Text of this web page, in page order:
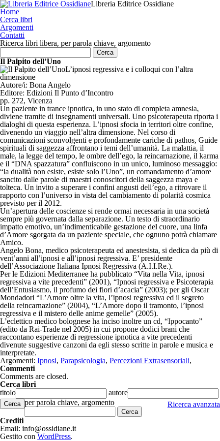
Libreria Editrice Ossidiane
Home
Cerca libri
Argomenti
Contatti
Ricerca libri libera, per parola chiave, argomento
Il Palpito dell’Uno
L’ipnosi regressiva e i colloqui con l’altra
dimensione
Autore/i: Bona Angelo
Editore: Edizioni Il Punto d’Incontro
pp. 272, Vicenza
Un paziente in trance ipnotica, in uno stato di completa amnesia,
diviene tramite di insegnamenti universali. Uno psicoterapeuta riporta i
dialoghi di questa esperienza. L’ipnosi sfocia in territori oltre confine,
divenendo un viaggio nell’altra dimensione. Nel corso di
comunicazioni sconvolgenti e profondamente cariche di pathos, Guide
spirituali di saggezza affrontano i temi dell’umanità. La malattia, il
male, la legge del tempo, le ombre dell’ego, la reincarnazione, il karma
e il “DNA spazzatura” confluiscono in un unico, luminoso messaggio:
“la dualità non esiste, esiste solo l’Uno”, un comandamento d’amore
sancito dalle parole di maestri conoscitori della saggezza maya e
tolteca. Un invito a superare i confini angusti dell’ego, a ritrovare il
rapporto con l’universo in vista del cambiamento di polarità cosmica
previsto per il 2012.
Un’apertura delle coscienze si rende ormai necessaria in una società
sempre più governata dalla separazione. Un testo di straordinario
impatto emotivo, un’indimenticabile gestazione del cuore, una linfa
d’Amore sgorgata da un paziente speciale, che ognuno potrà chiamare
Amico.
Angelo Bona, medico psicoterapeuta ed anestesista, si dedica da più di
vent’anni all’ipnosi e all’ipnosi regressiva. E’ presidente
dell’Associazione Italiana Ipnosi Regressiva (A.I.I.Re.).
Per le Edizioni Mediterranee ha pubblicato “Vita nella Vita, ipnosi
regressiva a vite precedenti” (2001), “Ipnosi regressiva e Psicoterapia
dell’Entusiasmo, il profumo dei fiori d’acacia” (2003); per gli Oscar
Mondadori “L’Amore oltre la vita, l’ipnosi regressiva ed il segreto
della reincarnazione” (2004), “L’Amore dopo il tramonto, l’ipnosi
regressiva e il mistero delle anime gemelle” (2005).
L’eclettico medico bolognese ha inciso inoltre un cd, “Ippocanto”
(edito da Rai-Trade nel 2005) in cui propone dodici brani che
raccontano esperienze di regressione ipnotica a vite precedenti
divenute suggestive canzoni da egli stesso scritte in parole e musica e
interpretate.
Argomenti: Ipnosi, Parapsicologia, Percezioni Extrasensoriali,
Commenti
Comments are closed.
Cerca libri
titolo
autore
Cerca Ricerca avanzata
per parola chiave, argomento
Crediti
Email: info@ossidiane.it
Gestito con WordPress.